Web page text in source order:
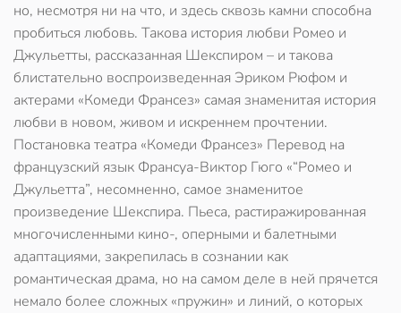
но, несмотря ни на что, и здесь сквозь камни способна
пробиться любовь. Такова история любви Ромео и
Джульетты, рассказанная Шекспиром – и такова
блистательно воспроизведенная Эриком Рюфом и
актерами «Комеди Франсез» самая знаменитая история
любви в новом, живом и искреннем прочтении.
Постановка театра «Комеди Франсез» Перевод на
французский язык Франсуа-Виктор Гюго «“Ромео и
Джульетта”, несомненно, самое знаменитое
произведение Шекспира. Пьеса, растиражированная
многочисленными кино-, оперными и балетными
адаптациями, закрепилась в сознании как
романтическая драма, но на самом деле в ней прячется
немало более сложных «пружин» и линий, о которых